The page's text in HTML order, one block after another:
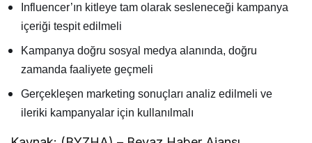
Influencer’ın kitleye tam olarak sesleneceği kampanya
içeriği tespit edilmeli
Kampanya doğru sosyal medya alanında, doğru
zamanda faaliyete geçmeli
Gerçekleşen marketing sonuçları analiz edilmeli ve
ileriki kampanyalar için kullanılmalı